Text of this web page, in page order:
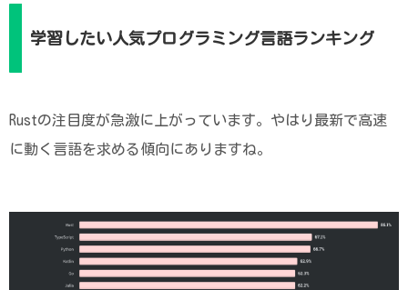
学習したい人気プログラミング言語ランキング
Rustの注目度が急激に上がっています。やはり最新で高速
に動く言語を求める傾向にありますね。